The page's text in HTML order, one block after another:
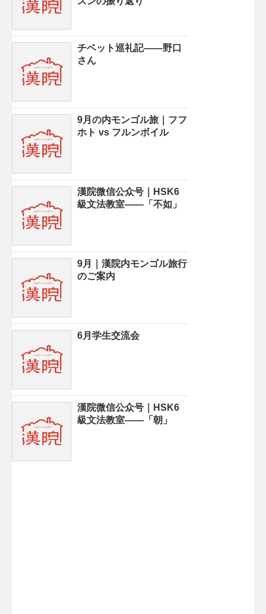
チベット巡礼記——野口
さん
9月の内モンゴル旅｜フフ
ホト vs フルンボイル
漢院微信公众号｜HSK6
級文法教室——「不如」
9月｜漢院内モンゴル旅行
のご案内
6月学生交流会
漢院微信公众号｜HSK6
級文法教室——「朝」